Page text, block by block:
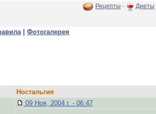
Рецепты · Диеты
| Фотогалерея
Ностальгия
09 Ноя, 2004 г. - 06:47